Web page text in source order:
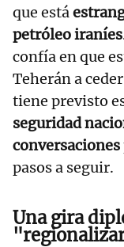
que está
petróleo iraníes
confía en que
Teherán a
tiene previsto
seguridad
conversaciones
pasos a seguir.
Una gira